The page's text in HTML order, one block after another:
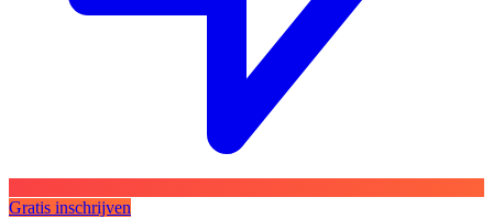
Gratis inschrijven